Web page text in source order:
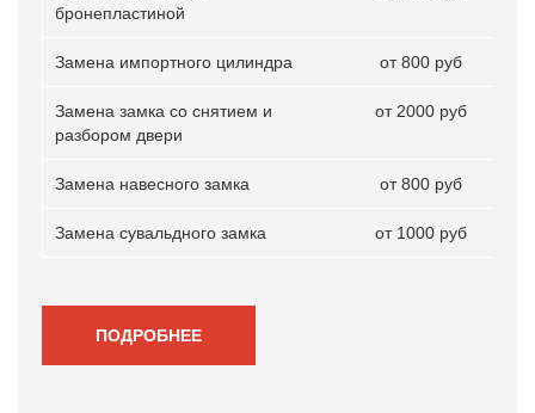
бронепластиной
Замена импортного цилиндра от 800 руб
Замена замка со снятием и
разбором двери
от 2000 руб
Замена навесного замка от 800 руб
Замена сувальдного замка от 1000 руб
ПОДРОБНЕЕ